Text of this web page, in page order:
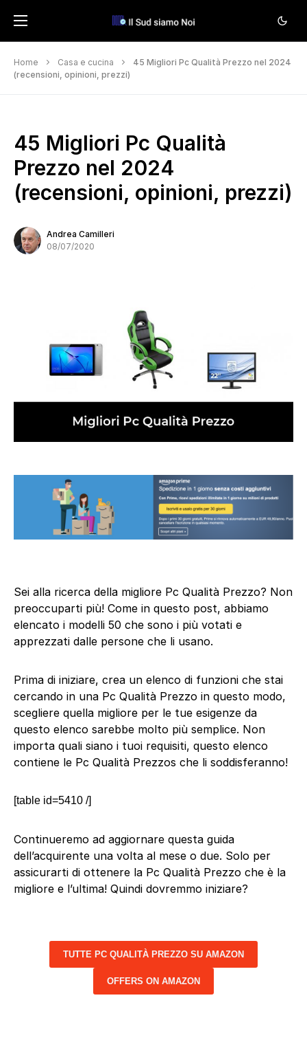
Home Casa e cucina
45 Migliori Pc Qualità Prezzo nel 2024
(recensioni, opinioni, prezzi)
45 Migliori Pc Qualità
Prezzo nel 2024
(recensioni, opinioni, prezzi)
Andrea Camilleri
08/07/2020
Sei alla ricerca della migliore Pc Qualità Prezzo? Non
preoccuparti più! Come in questo post, abbiamo
elencato i modelli 50 che sono i più votati e
apprezzati dalle persone che li usano.
Prima di iniziare, crea un elenco di funzioni che stai
cercando in una Pc Qualità Prezzo in questo modo,
scegliere quella migliore per le tue esigenze da
questo elenco sarebbe molto più semplice. Non
importa quali siano i tuoi requisiti, questo elenco
contiene le Pc Qualità Prezzos che li soddisferanno!
[table id=5410 /]
Continueremo ad aggiornare questa guida
dell’acquirente una volta al mese o due. Solo per
assicurarti di ottenere la Pc Qualità Prezzo che è la
migliore e l’ultima! Quindi dovremmo iniziare?
TUTTE PC QUALITÀ PREZZO SU AMAZON
OFFERS ON AMAZON